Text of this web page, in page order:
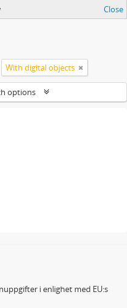
Close
With digital objects
options
i enlighet med EU:s